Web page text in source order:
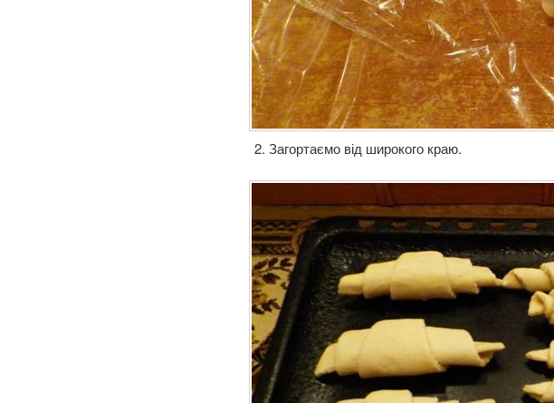
2. Загортаємо від широкого краю.